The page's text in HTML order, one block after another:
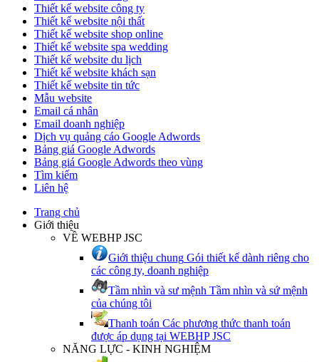
Thiết kế website công ty
Thiết kế website nội thất
Thiết kế website shop online
Thiết kế website spa wedding
Thiết kế website du lịch
Thiết kế website khách sạn
Thiết kế website tin tức
Mẫu website
Email cá nhân
Email doanh nghiệp
Dịch vụ quảng cáo Google Adwords
Bảng giá Google Adwords
Bảng giá Google Adwords theo vùng
Tìm kiếm
Liên hệ
Trang chủ
Giới thiệu
VỀ WEBHP JSC
Giới thiệu chung Gói thiết kế dành riêng cho
các công ty, doanh nghiệp
Tầm nhìn và sư mệnh Tầm nhìn và sứ mệnh
của chúng tôi
Thanh toán Các phương thức thanh toán
được áp dụng tại WEBHP JSC
NĂNG LỰC - KINH NGHIỆM